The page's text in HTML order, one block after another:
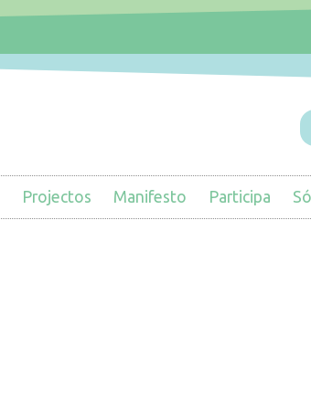
Projectos Manifesto Participa